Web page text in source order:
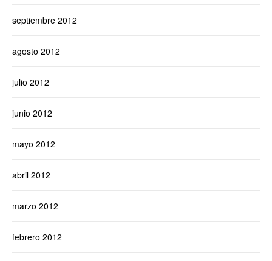
septiembre 2012
agosto 2012
julio 2012
junio 2012
mayo 2012
abril 2012
marzo 2012
febrero 2012